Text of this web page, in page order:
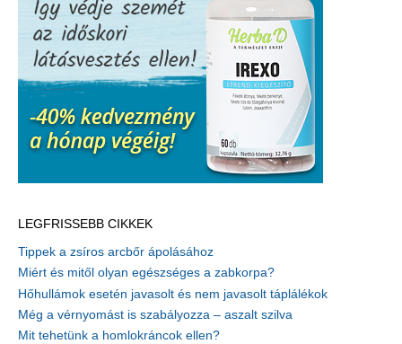
LEGFRISSEBB CIKKEK
Tippek a zsíros arcbőr ápolásához
Miért és mitől olyan egészséges a zabkorpa?
Hőhullámok esetén javasolt és nem javasolt táplálékok
Még a vérnyomást is szabályozza – aszalt szilva
Mit tehetünk a homlokráncok ellen?